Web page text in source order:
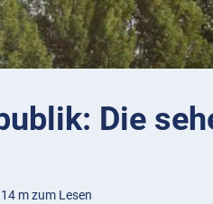
Die
m zum Lesen